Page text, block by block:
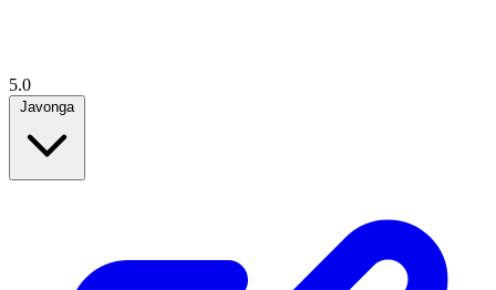
5.0
Javonga